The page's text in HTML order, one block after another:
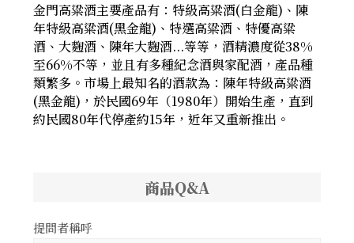
金門高粱酒主要產品有：特級高粱酒(白金龍)、陳
年特級高粱酒(黑金龍)、特選高粱酒、特優高粱
酒、大麴酒、陳年大麴酒...等等，酒精濃度從38%
至66%不等，並且有多種紀念酒與家配酒，產品種
類繁多。市場上最知名的酒款為：陳年特級高粱酒
(黑金龍)，於民國69年（1980年）開始生產，直到
約民國80年代停產約15年，近年又重新推出。
商品Q&A
提問者稱呼